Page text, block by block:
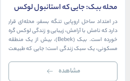
محله ببک: جایی که استانبول لوکس
در آغوش بسفر آرام می‌گیرد
در امتداد ساحل اروپایی تنگه بسفر، محله‌ای قرار
دارد که نامش با آرامش، زیبایی و زندگی لوکس گره
خورده است. ببک (Bebek)، بیش از یک منطقه
مسکونی، یک سبک زندگی است؛ جایی که طبیعت
رستوران‌ها و ویلاها در هم آمیخته و تصویری
بی‌نظیر از استانبول معاصر را به […]
مشاهده